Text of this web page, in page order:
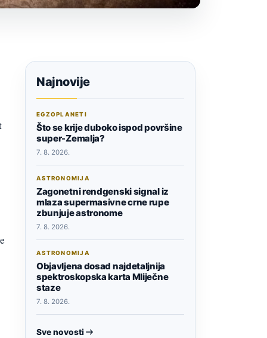
Najnovije
EGZOPLANETI
Što se krije duboko ispod površine
super-Zemalja?
7. 8. 2026.
ASTRONOMIJA
Zagonetni rendgenski signal iz
mlaza supermasivne crne rupe
zbunjuje astronome
7. 8. 2026.
ASTRONOMIJA
Objavljena dosad najdetaljnija
spektroskopska karta Mliječne
staze
7. 8. 2026.
Sve novosti